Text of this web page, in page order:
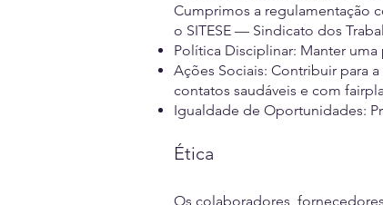
Cumprimos a regulamentação
o SITESE — Sindicato dos
Política Disciplinar: Manter
Ações Sociais: Contribuir para
contatos saudáveis e com
Igualdade de Oportunidades:
Ética
Os colaboradores,